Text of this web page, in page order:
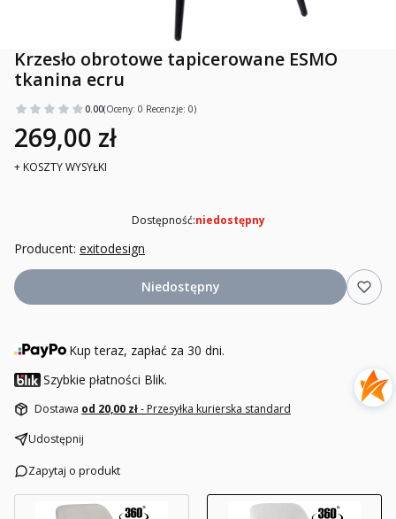
Krzesło obrotowe tapicerowane ESMO
tkanina ecru
0.00(Oceny: 0 Recenzje: 0)
269,00 zł
+ KOSZTY WYSYŁKI
Dostępność:niedostępny
Producent: exitodesign
Niedostępny
Kup teraz, zapłać za 30 dni.
Szybkie płatności Blik.
Dostawa od 20,00 zł- Przesyłka kurierska standard
Udostępnij
Zapytaj o produkt